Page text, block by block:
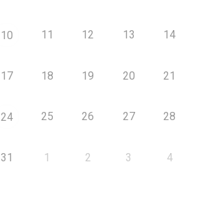
10 11 12 13 14
17 18 19 20 21
24 25 26 27 28
31 1 2 3 4